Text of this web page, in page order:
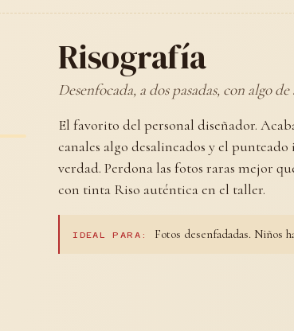
Risografía
Desenfocada, a dos pasadas, con algo
El favorito del personal diseñador.
canales algo desalineados y el
verdad. Perdona las fotos raras mejor
con tinta Riso auténtica en el taller.
IDEAL PARA: Fotos desenfadadas. Niños